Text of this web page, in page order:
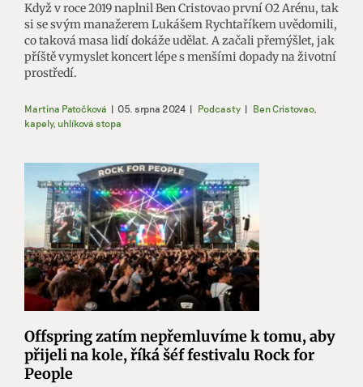
Když v roce 2019 naplnil Ben Cristovao první O2 Arénu, tak
si se svým manažerem Lukášem Rychtaříkem uvědomili,
co taková masa lidí dokáže udělat. A začali přemýšlet, jak
příště vymyslet koncert lépe s menšími dopady na životní
prostředí.
Martina Patočková | 05. srpna 2024 | Podcasty | Ben Cristovao,
kapely, uhlíková stopa
Offspring zatím nepřemluvíme k tomu, aby
přijeli na kole, říká šéf festivalu Rock for
People